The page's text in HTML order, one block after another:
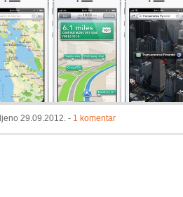
29.09.2012. - 1 komentar